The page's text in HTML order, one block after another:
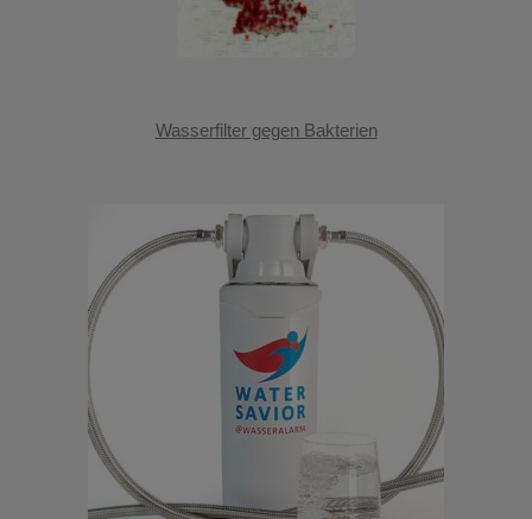
Wasserfilter gegen Bakterien